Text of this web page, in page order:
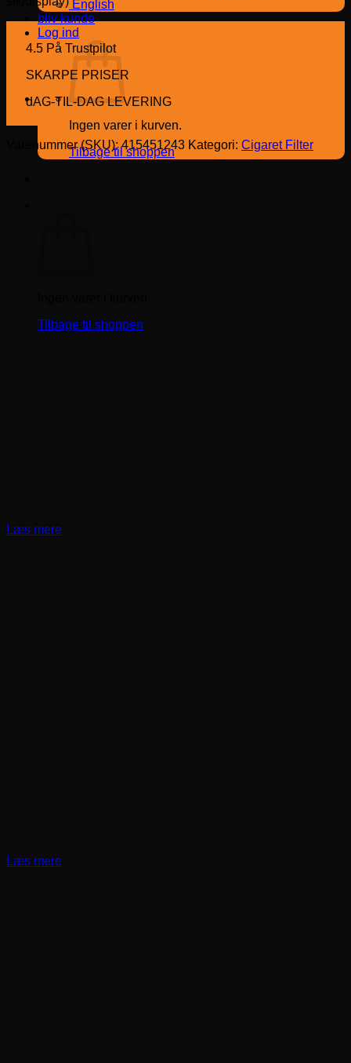
English
bliv kunde
Log ind
Ingen varer i kurven.
Tilbage til shoppen
Tilbage til shoppen
4.5 På Trustpilot
SKARPE PRISER
dAG-TIL-DAG LEVERING
Varenummer (SKU):415451243 Kategori: Cigaret Filter
Læs mere
Læs mere